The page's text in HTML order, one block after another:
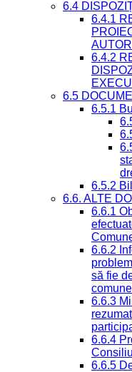
6.4
6.4.1
6.4.2
6.5
6.5.1
6.5.2
6.6. ALTE
6.6.1
6.6.2
să fie
6.6.3
6.6.4
6.6.5